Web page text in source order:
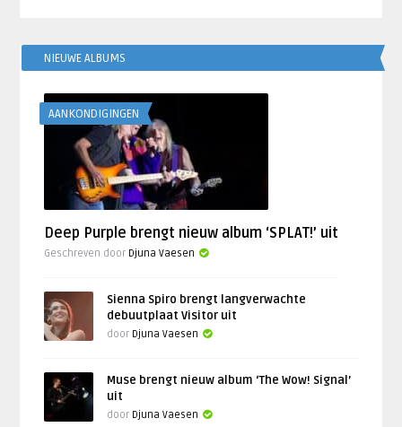
NIEUWE ALBUMS
AANKONDIGINGEN
Deep Purple brengt nieuw album ‘SPLAT!’ uit
Geschreven door Djuna Vaesen
Sienna Spiro brengt langverwachte
debuutplaat Visitor uit
door Djuna Vaesen
Muse brengt nieuw album ‘The Wow! Signal’
uit
door Djuna Vaesen